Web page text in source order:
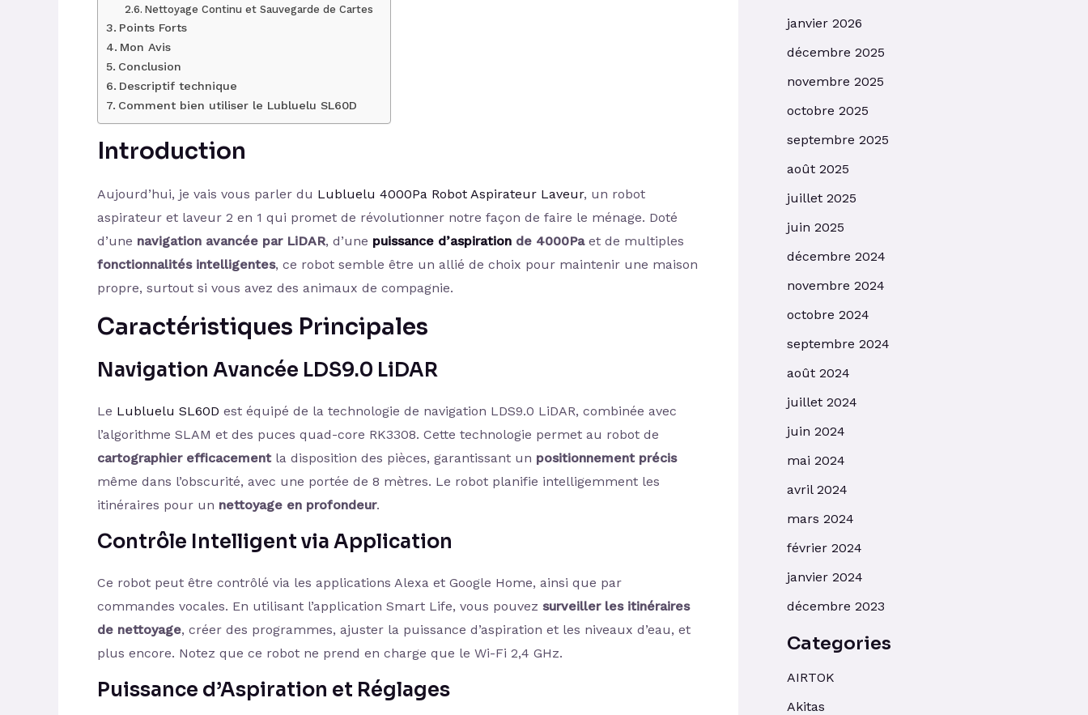
Nettoyage Continu et Sauvegarde de Cartes
Points Forts
Mon Avis
Conclusion
Descriptif technique
Comment bien utiliser le Lubluelu SL60D
Introduction
Aujourd’hui, je vais vous parler du Lubluelu 4000Pa Robot Aspirateur Laveur, un robot
aspirateur et laveur 2 en 1 qui promet de révolutionner notre façon de faire le ménage. Doté
d’une navigation avancée par LiDAR, d’une puissance d’aspiration de 4000Paet de multiples
fonctionnalités intelligentes, ce robot semble être un allié de choix pour maintenir une maison
propre, surtout si vous avez des animaux de compagnie.
Caractéristiques Principales
Navigation Avancée LDS9.0 LiDAR
Le Lubluelu SL60D est équipé de la technologie de navigation LDS9.0 LiDAR, combinée avec
l’algorithme SLAM et des puces quad-core RK3308. Cette technologie permet au robot de
cartographier efficacementla disposition des pièces, garantissant un positionnement précis
même dans l’obscurité, avec une portée de 8 mètres. Le robot planifie intelligemment les
itinéraires pour un nettoyage en profondeur.
Contrôle Intelligent via Application
Ce robot peut être contrôlé via les applications Alexa et Google Home, ainsi que par
commandes vocales. En utilisant l’application Smart Life, vous pouvez surveiller les itinéraires
de nettoyage, créer des programmes, ajuster la puissance d’aspiration et les niveaux d’eau, et
plus encore. Notez que ce robot ne prend en charge que le Wi-Fi 2,4 GHz.
Puissance d’Aspiration et Réglages
janvier 2026
décembre 2025
novembre 2025
octobre 2025
septembre 2025
août 2025
juillet 2025
juin 2025
décembre 2024
novembre 2024
octobre 2024
septembre 2024
août 2024
juillet 2024
juin 2024
mai 2024
avril 2024
mars 2024
février 2024
janvier 2024
décembre 2023
Categories
AIRTOK
Akitas